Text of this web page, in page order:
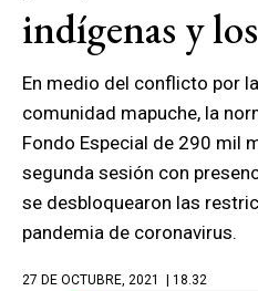
indígenas y
En medio del conflicto por
comunidad mapuche, la
Fondo Especial de 290 mil
segunda sesión con
se desbloquearon las
pandemia de coronavirus.
27 DE OCTUBRE, 2021 | 18.32